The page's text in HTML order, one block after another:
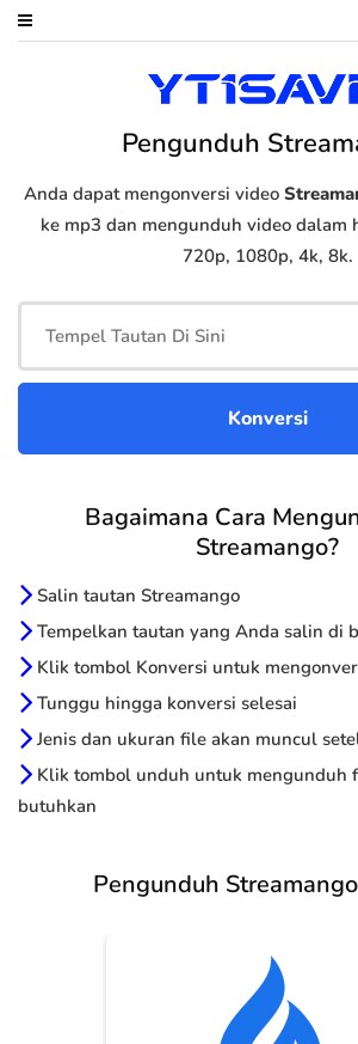
Pengunduh
Anda dapat mengonversi video
ke mp3 dan mengunduh video dalam
720p, 1080p, 4k, 8k.
Bagaimana Cara
Streamango?
Salin tautan Streamango
Tempelkan tautan yang Anda salin di
Klik tombol Konversi untuk
Tunggu hingga konversi selesai
Jenis dan ukuran file akan muncul
Klik tombol unduh untuk mengunduh
butuhkan
Pengunduh